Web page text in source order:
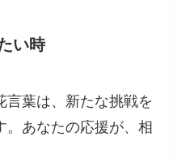
い時
言葉は、新たな挑戦を
。あなたの応援が、相